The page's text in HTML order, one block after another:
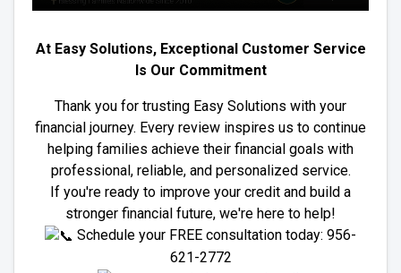
At Easy Solutions, Exceptional Customer Service
Is Our Commitment
Thank you for trusting Easy Solutions with your
financial journey. Every review inspires us to continue
helping families achieve their financial goals with
professional, reliable, and personalized service.
If you're ready to improve your credit and build a
stronger financial future, we're here to help!
Schedule your FREE consultation today: 956-
621-2772